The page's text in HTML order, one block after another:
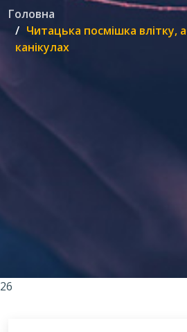
Головна
Читацька посмішка влітку,
канікулах
26